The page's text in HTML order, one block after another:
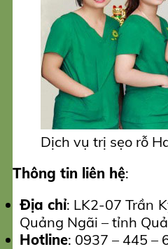
Dịch vụ trị sẹo rỗ
Thông tin liên hệ:
Địa chỉ: LK2-07 Trần
Quảng Ngãi – tỉnh
Hotline: 0937 – 445 –